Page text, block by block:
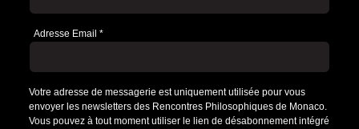
Adresse Email *
Votre adresse de messagerie est uniquement utilisée pour vous
envoyer les newsletters des Rencontres Philosophiques de Monaco.
Vous pouvez à tout moment utiliser le lien de désabonnement intégré